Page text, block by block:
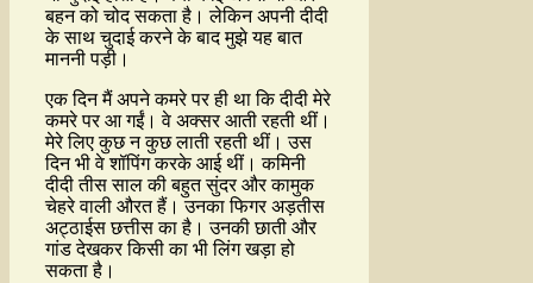
बहन को चोद सकता है। लेकिन अपनी दीदी
के साथ चुदाई करने के बाद मुझे यह बात
माननी पड़ी।
एक दिन मैं अपने कमरे पर ही था कि दीदी मेरे
कमरे पर आ गईं। वे अक्सर आती रहती थीं।
मेरे लिए कुछ न कुछ लाती रहती थीं। उस
दिन भी वे शॉपिंग करके आई थीं। कमिनी
दीदी तीस साल की बहुत सुंदर और कामुक
चेहरे वाली औरत हैं। उनका फिगर अड़तीस
अट्ठाईस छत्तीस का है। उनकी छाती और
गांड देखकर किसी का भी लिंग खड़ा हो
सकता है।